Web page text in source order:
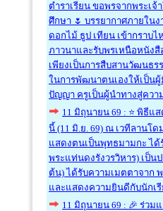
ตำราเรียน ขอพรจากพระเ
ศึกษา 🌷 บรรยากาศภายใน
ดอกไม้ ธูป เทียน เข้ากราบ
ภาวนาและรับพรเหนือหนังสื
เพียงเป็นการสืบสานวัฒนธ
ในการพัฒนาตนเองให้เป็น
ปัญญา ครูเป็นผู้นำทางสู่ควา
11 มิถุนายน 69 : ⭐ พิธี
นี้ (11 มิ.ย. 69) ณ เวทีลานโ
แสดงตนเป็นพุทธมามกะ ได้
พระแท่นดงรังวรวิหาร) เป็
ต้น) ได้รับความเมตตาจาก
และแสดงความยินดีกับนักเ
11 มิถุนายน 69 : 🎉 ร่วม